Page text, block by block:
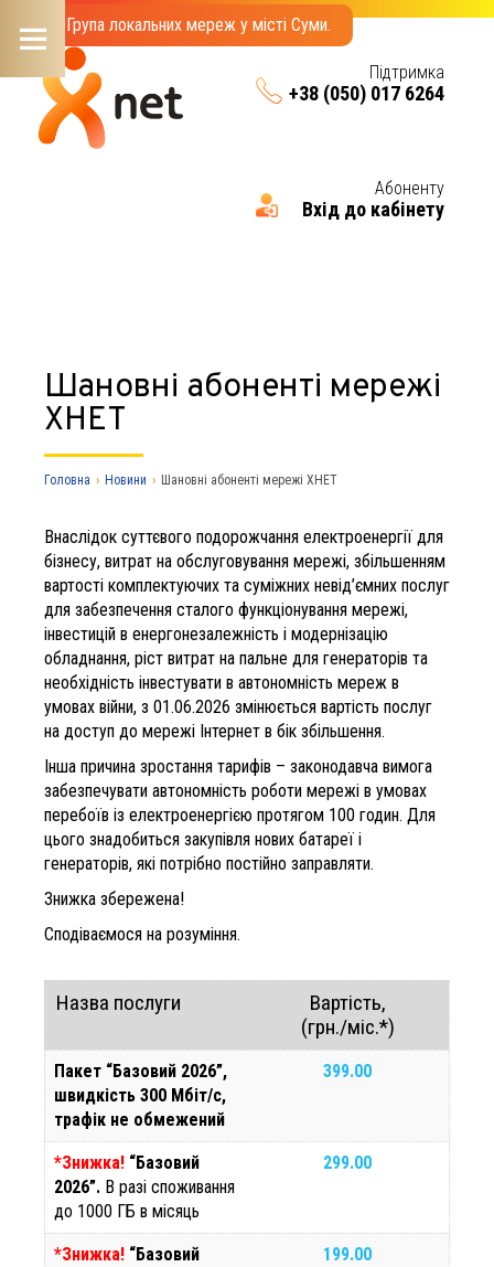
Група локальних мереж у місті Суми.
Підтримка
+38 (050) 017 6264
Абоненту
Вхід до кабінету
Menu
Шановні абоненті мережі
ХНЕТ
Головна › Новини › Шановні абоненті мережі ХНЕТ
Внаслідок суттєвого подорожчання електроенергії для
бізнесу, витрат на обслуговування мережі, збільшенням
вартості комплектуючих та суміжних невід’ємних послуг
для забезпечення сталого функціонування мережі,
інвестицій в енергонезалежність і модернізацію
обладнання, ріст витрат на пальне для генераторів та
необхідність інвестувати в автономність мереж в
умовах війни, з 01.06.2026 змінюється вартість послуг
на доступ до мережі Інтернет в бік збільшення.
Інша причина зростання тарифів – законодавча вимога
забезпечувати автономність роботи мережі в умовах
перебоїв із електроенергією протягом 100 годин. Для
цього знадобиться закупівля нових батареї і
генераторів, які потрібно постійно заправляти.
Знижка збережена!
Сподіваємося на розуміння.
Назва послуги
Вартість,
(грн./міс.*)
Пакет “Базовий 2026”,
швидкість 300 Мбіт/с,
трафік не обмежений
399.00
*Знижка! “Базовий
2026”. В разі споживання
до 1000 ГБ в місяць
299.00
*Знижка! “Базовий
199.00